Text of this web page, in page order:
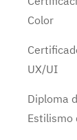
Color
UX/UI
Diploma
Estilismo